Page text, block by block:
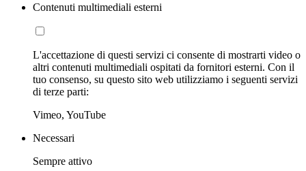
Contenuti multimediali esterni
L'accettazione di questi servizi ci consente di mostrarti video o
altri contenuti multimediali ospitati da fornitori esterni. Con il
tuo consenso, su questo sito web utilizziamo i seguenti servizi
di terze parti:
Vimeo, YouTube
Necessari
Sempre attivo